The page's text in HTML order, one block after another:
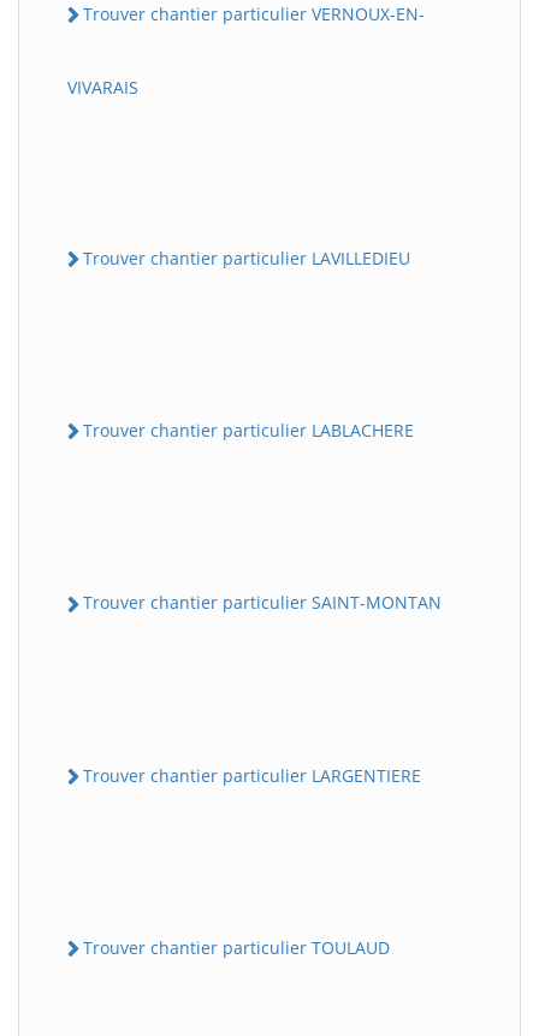
Trouver chantier particulier VERNOUX-EN-
VIVARAIS
Trouver chantier particulier LAVILLEDIEU
Trouver chantier particulier LABLACHERE
Trouver chantier particulier SAINT-MONTAN
Trouver chantier particulier LARGENTIERE
Trouver chantier particulier TOULAUD